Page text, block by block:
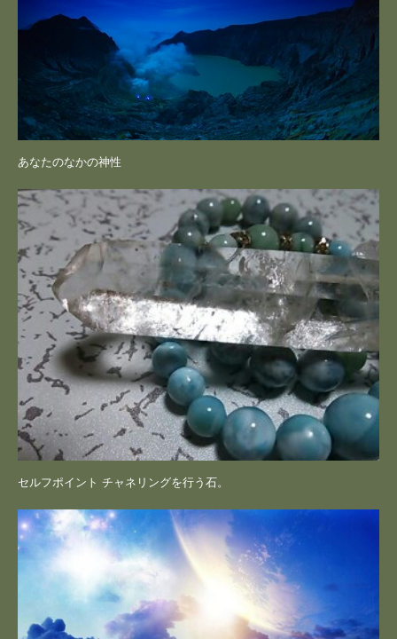
あなたのなかの神性
セルフポイント チャネリングを行う石。